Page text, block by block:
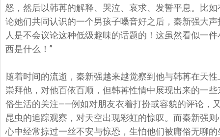
怒， 然后以韩苒的解释、哭泣、哀求、发誓平息。比如
论她们共同认识的一个男孩子嗓音好之后，秦新强大
人是不会议论这种低级趣味的话题的！ 这虽然看似一件
西是什么！”
随着时间的流逝，秦新强越来越觉察到他与韩苒在天
崇拜他，对他百依百顺， 但韩苒性情中展现出来的一
俗生活的关注——例如对朋友衣着打扮或容貌的评论，
昆虫的追踪观察， 对天空出现彩虹的惊叹。而秦新强
心中经常掠过一丝不安与惊恐， 生怕他们被庸俗无聊